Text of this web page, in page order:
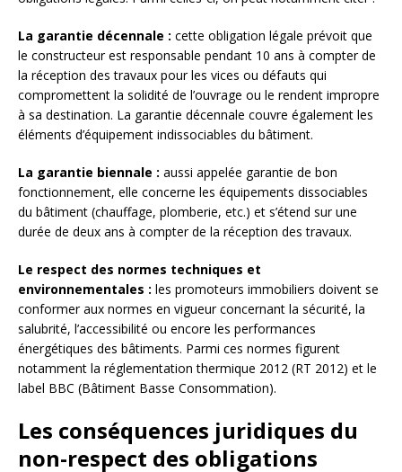
La garantie décennale : cette obligation légale prévoit que
le constructeur est responsable pendant 10 ans à compter de
la réception des travaux pour les vices ou défauts qui
compromettent la solidité de l’ouvrage ou le rendent impropre
à sa destination. La garantie décennale couvre également les
éléments d’équipement indissociables du bâtiment.
La garantie biennale : aussi appelée garantie de bon
fonctionnement, elle concerne les équipements dissociables
du bâtiment (chauffage, plomberie, etc.) et s’étend sur une
durée de deux ans à compter de la réception des travaux.
Le respect des normes techniques et
environnementales : les promoteurs immobiliers doivent se
conformer aux normes en vigueur concernant la sécurité, la
salubrité, l’accessibilité ou encore les performances
énergétiques des bâtiments. Parmi ces normes figurent
notamment la réglementation thermique 2012 (RT 2012) et le
label BBC (Bâtiment Basse Consommation).
Les conséquences juridiques du
non-respect des obligations